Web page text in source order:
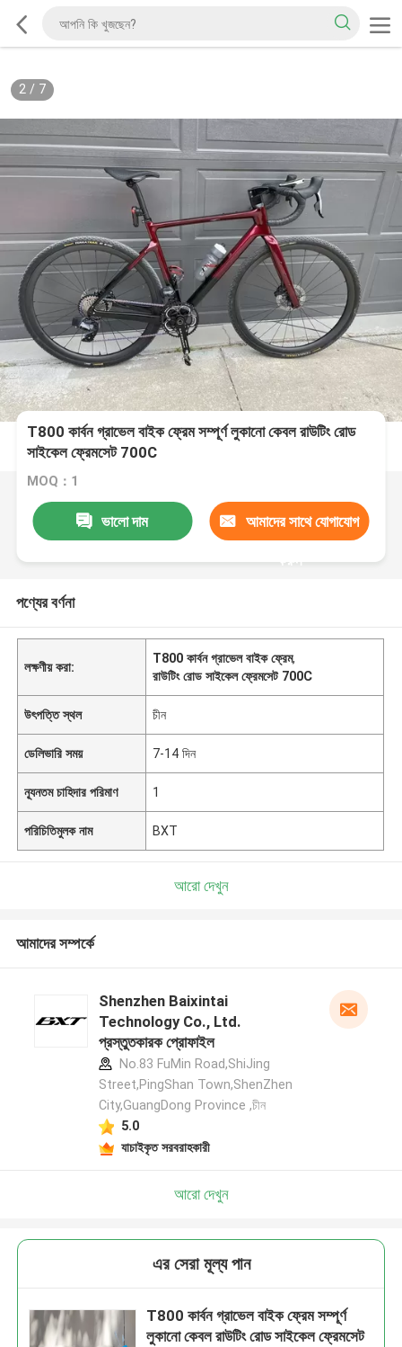
2/ 7
T800 কার্বন গ্রাভেল বাইক ফ্রেম সম্পূর্ণ লুকানো কেবল রাউটিং রোড
সাইকেল ফ্রেমসেট 700C
MOQ：1
ভালো দাম আমাদের সাথে যোগাযোগ
করুন
পণ্যের বর্ণনা
লক্ষণীয় করা:
T800 কার্বন গ্রাভেল বাইক ফ্রেম,
রাউটিং রোড সাইকেল ফ্রেমসেট 700C
উৎপত্তি স্থল চীন
ডেলিভারি সময় 7-14 দিন
ন্যূনতম চাহিদার পরিমাণ 1
পরিচিতিমুলক নাম BXT
আরো দেখুন
আমাদের সম্পর্কে
Shenzhen Baixintai
Technology Co., Ltd.
প্রস্তুতকারক প্রোফাইল
No.83 FuMin Road,ShiJing
Street,PingShan Town,ShenZhen
City,GuangDong Province ,চীন
5.0
যাচাইকৃত সরবরাহকারী
আরো দেখুন
এর সেরা মূল্য পান
T800 কার্বন গ্রাভেল বাইক ফ্রেম সম্পূর্ণ
লুকানো কেবল রাউটিং রোড সাইকেল ফ্রেমসেট